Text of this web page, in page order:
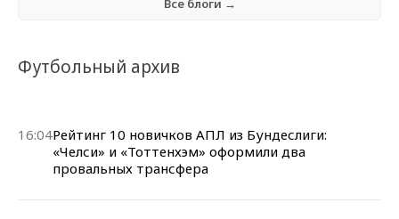
Все блоги →
Футбольный архив
16:04Рейтинг 10 новичков АПЛ из Бундеслиги:
«Челси» и «Тоттенхэм» оформили два
провальных трансфера